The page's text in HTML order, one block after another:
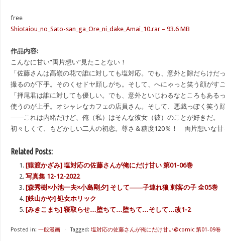
free
Shiotaiou_no_Sato-san_ga_Ore_ni_dake_Amai_10.rar – 93.6 MB
作品内容:
こんなに甘い”両片想い”見たことない！
「佐藤さんは高嶺の花で誰に対しても塩対応。でも、意外と隙だらけだ
撮るのが下手。そのくせドヤ顔しがち。そして、へにゃっと笑う顔がす
「押尾君は誰に対しても優しい。でも、意外といじわるなところもある
使うのが上手。オシャレなカフェの店員さん。そして、悪戯っぽく笑う
――これは内緒だけど、俺（私）はそんな彼女（彼）のことが好きだ。
初々しくて、もどかしい二人の初恋。尊さ＆糖度120％！ 両片想いな
Related Posts:
[猿渡かざみ] 塩対応の佐藤さんが俺にだけ甘い 第01-06巻
写真集 12-12-2022
[森秀樹×小池一夫×小島剛夕] そして――子連れ狼 刺客の子 全05巻
[鉄山かや] 処女ホリック
[みきこまち] 寝取らせ…堕ちて…堕ちて…そして…改1-2
Posted in: 一般漫画 ⋅ Tagged: 塩対応の佐藤さんが俺にだけ甘い@comic 第01-09巻